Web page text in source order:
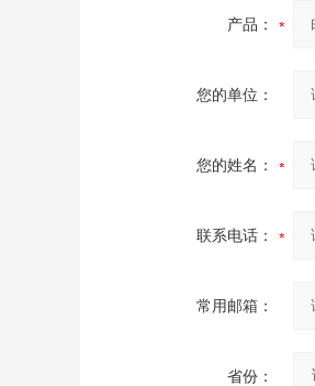
产品：
您的单位：
您的姓名：
联系电话：
常用邮箱：
省份：